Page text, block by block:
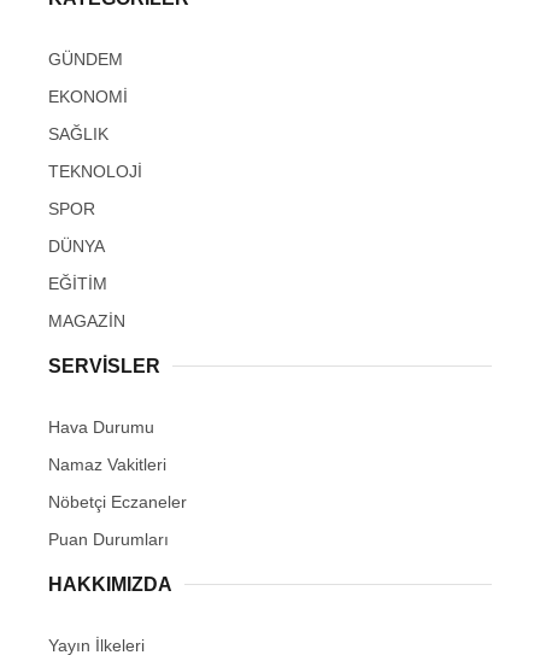
GÜNDEM
EKONOMİ
SAĞLIK
TEKNOLOJİ
SPOR
DÜNYA
EĞİTİM
MAGAZİN
SERVİSLER
Hava Durumu
Namaz Vakitleri
Nöbetçi Eczaneler
Puan Durumları
HAKKIMIZDA
Yayın İlkeleri